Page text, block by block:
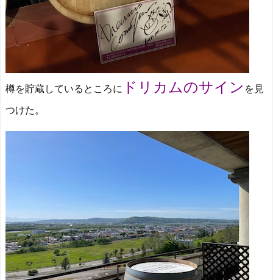
樽を貯蔵しているところに ドリカムのサイン を見
つけた。